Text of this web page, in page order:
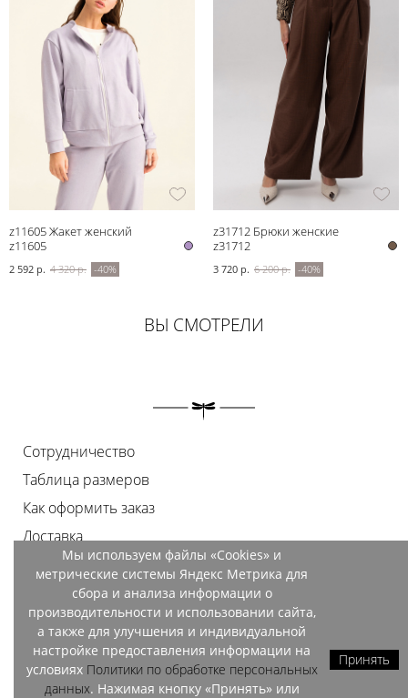
z11605 Жакет женский
z11605
2 592 р. 4 320 р. -40%
z31712 Брюки женские
z31712
3 720 р. 6 200 р. -40%
ВЫ СМОТРЕЛИ
Сотрудничество
Таблица размеров
Как оформить заказ
Доставка
Оплата
Возврат
Документы
Контакты
Магазины
Мы используем файлы «Cookies» и
метрические системы Яндекс Метрика для
сбора и анализа информации о
производительности и использовании сайта,
а также для улучшения и индивидуальной
настройке предоставления информации на
условиях Политики по обработке персональных
данных. Нажимая кнопку «Принять» или
Принять